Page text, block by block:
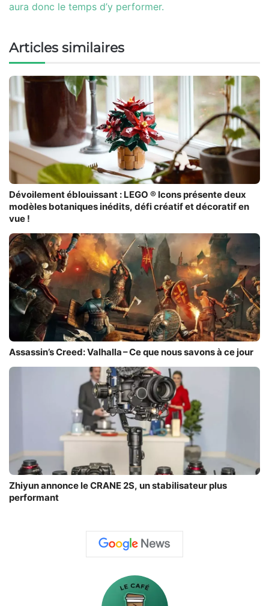
aura donc le temps d’y performer.
Articles similaires
Dévoilement éblouissant : LEGO ® Icons présente deux
modèles botaniques inédits, défi créatif et décoratif en
vue !
Assassin’s Creed: Valhalla – Ce que nous savons à ce jour
Zhiyun annonce le CRANE 2S, un stabilisateur plus
performant